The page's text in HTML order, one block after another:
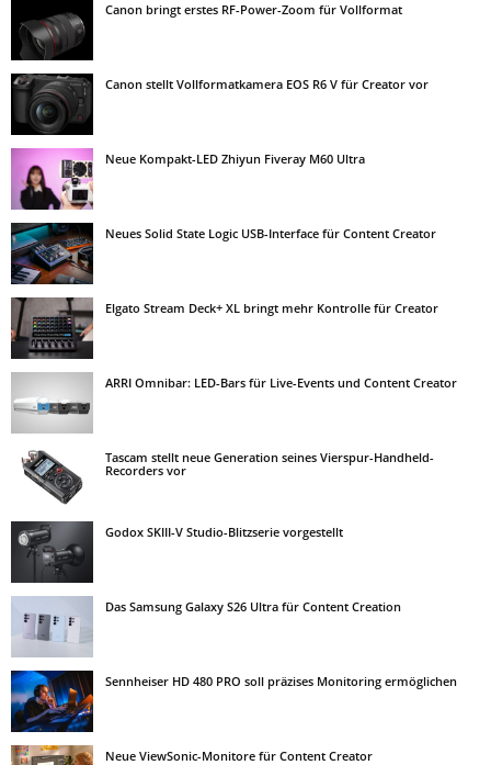
Canon bringt erstes RF-Power-Zoom für Vollformat
Canon stellt Vollformatkamera EOS R6 V für Creator vor
Neue Kompakt-LED Zhiyun Fiveray M60 Ultra
Neues Solid State Logic USB-Interface für Content Creator
Elgato Stream Deck+ XL bringt mehr Kontrolle für Creator
ARRI Omnibar: LED-Bars für Live-Events und Content Creator
Tascam stellt neue Generation seines Vierspur-Handheld-
Recorders vor
Godox SKIII-V Studio-Blitzserie vorgestellt
Das Samsung Galaxy S26 Ultra für Content Creation
Sennheiser HD 480 PRO soll präzises Monitoring ermöglichen
Neue ViewSonic-Monitore für Content Creator